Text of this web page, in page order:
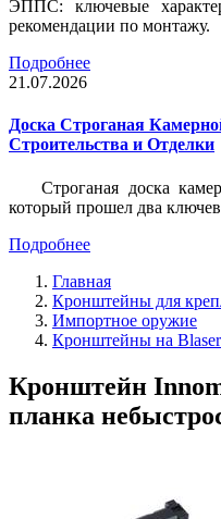
ЭППС: ключевые
рекомендации по монтажу.
Подробнее
21.07.2026
Доска Строганая
Строительства и Отделки
Строганая доска
который прошел два
Подробнее
Главная
Кронштейны для
Импортное оружие
Кронштейны на Blaser
Кронштейн
планка